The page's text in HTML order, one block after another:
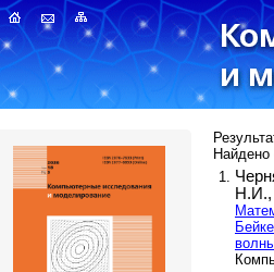
Найдено
Н.И.,